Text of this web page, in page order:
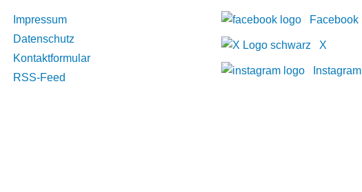
Impressum
Datenschutz
Kontaktformular
RSS-Feed
Facebook
X
Instagram